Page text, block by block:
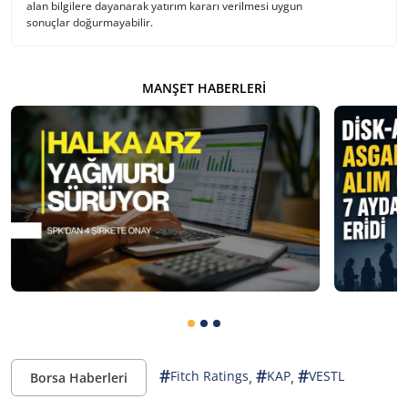
alan bilgilere dayanarak yatırım kararı verilmesi uygun
sonuçlar doğurmayabilir.
MANŞET HABERLERI
Borsa Haberleri #Fitch Ratings, #KAP, #VESTL